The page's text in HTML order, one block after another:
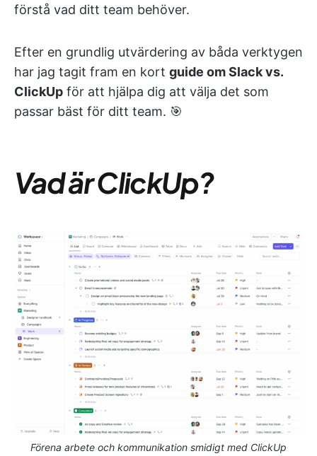
förstå vad ditt team behöver.
Efter en grundlig utvärdering av båda verktygen
har jag tagit fram en kort guide om Slack vs.
ClickUp för att hjälpa dig att välja det som
passar bäst för ditt team. 🎯
Vad är ClickUp?
Förena arbete och kommunikation smidigt med ClickUp